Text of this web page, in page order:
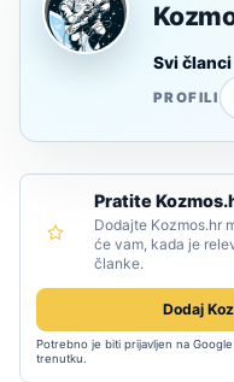
Svi
PROFILI
Pratite
Dodajte Kozmos.hr
će vam, kada je
članke.
Dodaj
Potrebno je biti prijavljen na
trenutku.